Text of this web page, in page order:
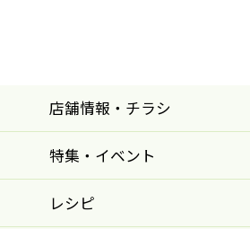
店舗情報・チラシ
特集・イベント
レシピ